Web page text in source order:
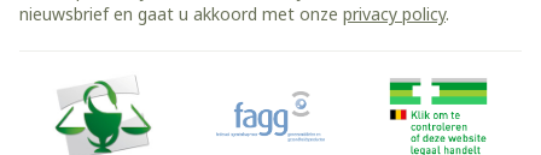
nieuwsbrief en gaat u akkoord met onze privacy policy.